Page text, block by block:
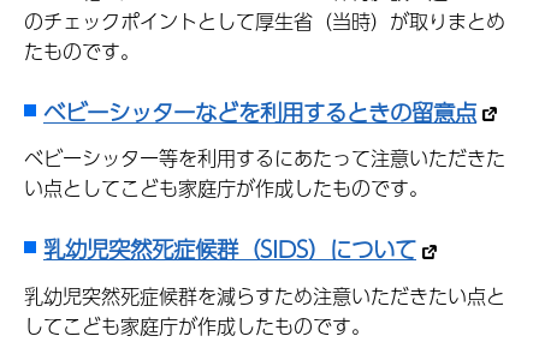
のチェックポイントとして厚生省（当時）が取りまとめ
たものです。
ベビーシッターなどを利用するときの留意点
ベビーシッター等を利用するにあたって注意いただきた
い点としてこども家庭庁が作成したものです。
乳幼児突然死症候群（SIDS）について
乳幼児突然死症候群を減らすため注意いただきたい点と
してこども家庭庁が作成したものです。